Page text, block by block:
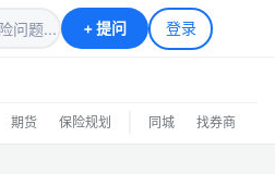
+提问 登录
期货 保险规划 同城 找券商